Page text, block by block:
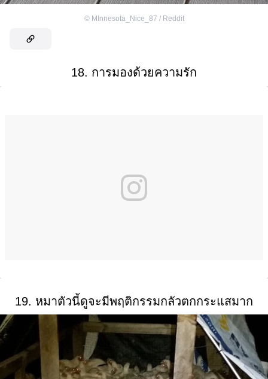
© MInnesota_Nice_87 / Reddit
18. การมองด้วยความรัก
19. หมาตัวนี้ดูจะมีพฤติกรรมกลัวตกกระแสมาก